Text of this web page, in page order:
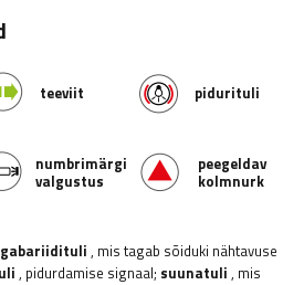
teeviit pidurituli
numbrimärgi
valgustus
peegeldav
kolmnurk
gabariidituli , mis tagab sõiduki nähtavuse
, pidurdamise signaal; suunatuli , mis